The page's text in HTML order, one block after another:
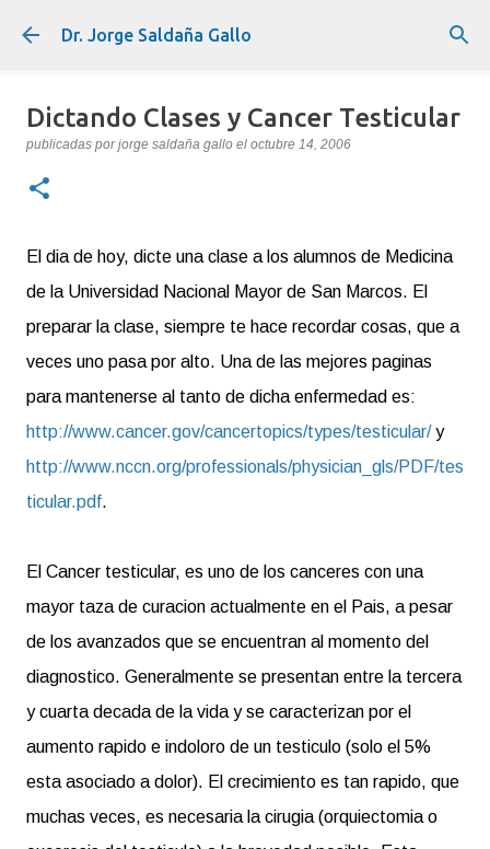
Ir al contenido principal
Dr. Jorge Saldaña Gallo
Dictando Clases y Cancer Testicular
publicadas porjorge saldaña gallo el octubre 14, 2006
El dia de hoy, dicte una clase a los alumnos de Medicina
de la Universidad Nacional Mayor de San Marcos. El
preparar la clase, siempre te hace recordar cosas, que a
veces uno pasa por alto. Una de las mejores paginas
para mantenerse al tanto de dicha enfermedad es:
http://www.cancer.gov/cancertopics/types/testicular/y
http://www.nccn.org/professionals/physician_gls/PDF/tes
ticular.pdf.
El Cancer testicular, es uno de los canceres con una
mayor taza de curacion actualmente en el Pais, a pesar
de los avanzados que se encuentran al momento del
diagnostico. Generalmente se presentan entre la tercera
y cuarta decada de la vida y se caracterizan por el
aumento rapido e indoloro de un testiculo (solo el 5%
esta asociado a dolor). El crecimiento es tan rapido, que
muchas veces, es necesaria la cirugia (orquiectomia o